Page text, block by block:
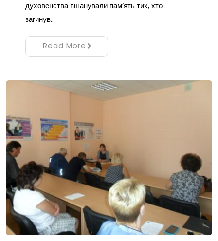
духовенства вшанували пам’ять тих, хто
загинув…
Read More